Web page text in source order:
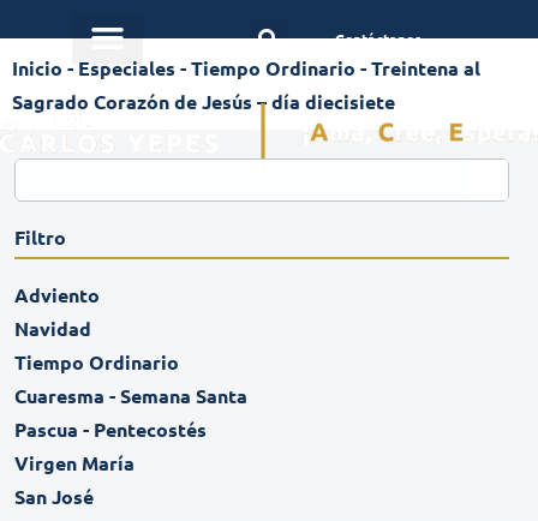
Contáctanos
Inicio - Especiales -Tiempo Ordinario -Treintena al
Sagrado Corazón de Jesús – día diecisiete
Filtro
Adviento
Navidad
Tiempo Ordinario
Cuaresma - Semana Santa
Pascua - Pentecostés
Virgen María
San José